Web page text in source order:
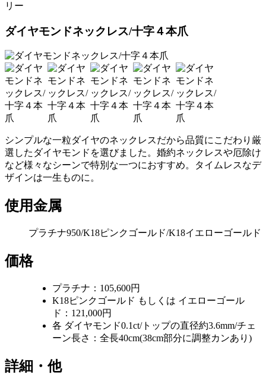
リー
ダイヤモンドネックレス/十字４本爪
シンプルな一粒ダイヤのネックレスだから品質にこだわり厳
選したダイヤモンドを選びました。婚約ネックレスや厄除け
など様々なシーンで特別な一つにおすすめ。タイムレスなデ
ザインは一生ものに。
使用金属
プラチナ950/K18ピンクゴールド/K18イエローゴールド
価格
プラチナ：105,600円
K18ピンクゴールド もしくは イエローゴール
ド：121,000円
各 ダイヤモンド0.1ct/トップの直径約3.6mm/チェ
ーン長さ：全長40cm(38cm部分に調整カンあり)
詳細・他